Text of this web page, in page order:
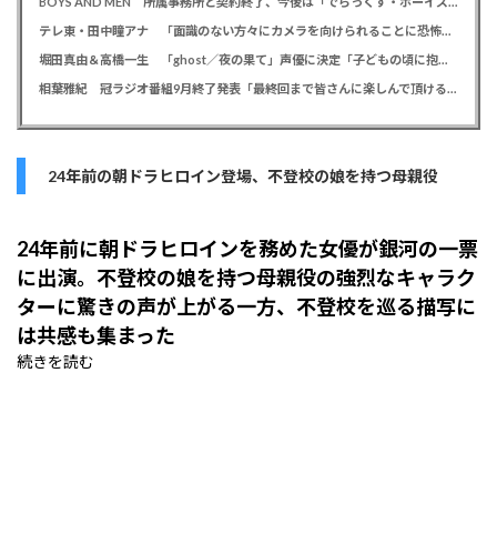
テレ東・田中瞳アナ 「面識のない方々にカメラを向けられることに恐怖を」 ロケ撮影時に勝手に撮影してくる人に注意喚起
堀田真由＆高橋一生 「ghost／夜の果て」声優に決定「子どもの頃に抱いていた言葉にはできない沢山の感情を思い出しました」
相葉雅紀 冠ラジオ番組9月終了発表「最終回まで皆さんに楽しんで頂ける番組を」、ファンからは悲しみの声
24年前の朝ドラヒロイン登場、不登校の娘を持つ母親役
24年前に朝ドラヒロインを務めた女優が銀河の一票
に出演。不登校の娘を持つ母親役の強烈なキャラク
ターに驚きの声が上がる一方、不登校を巡る描写に
は共感も集まった
続きを読む